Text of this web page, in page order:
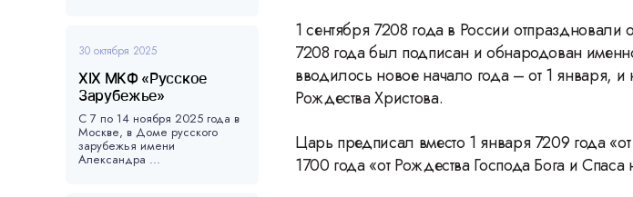
30 октября 2025
XIX МКФ «Русское
Зарубежье»
С 7 по 14 ноября 2025 года в
Москве, в Доме русского
зарубежья имени
Александра ...
1 сентября 7208 года в России
7208 года был подписан и обнародован
вводилось новое начало года – от 1 января, и
Рождества Христова.
Царь предписал вместо 1 января 7209 года
1700 года «от Рождества Господа Бога и